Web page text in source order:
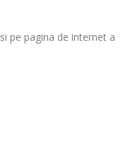
pe pagina de internet a